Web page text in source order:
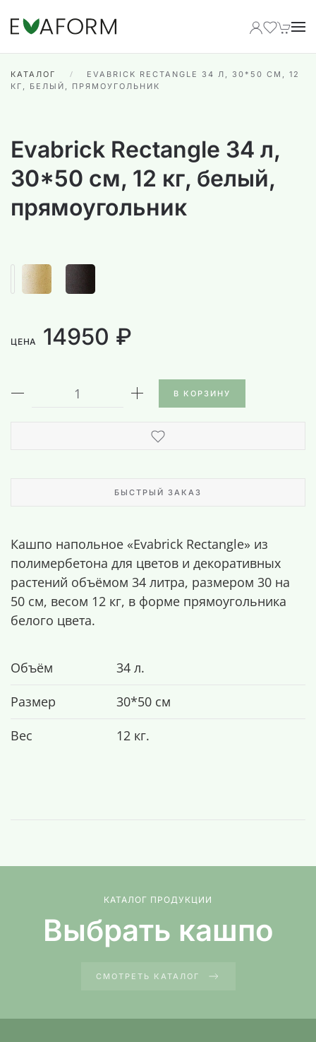
КАТАЛОГ
EVABRICK RECTANGLE 34 Л, 30*50 СМ, 12
КГ, БЕЛЫЙ, ПРЯМОУГОЛЬНИК
Evabrick Rectangle 34 л,
30*50 см, 12 кг, белый,
прямоугольник
ЦЕНА 14950 ₽
В КОРЗИНУ
БЫСТРЫЙ ЗАКАЗ
Кашпо напольное «Evabrick Rectangle» из
полимербетона для цветов и декоративных
растений объёмом 34 литра, размером 30 на
50 см, весом 12 кг, в форме прямоугольника
белого цвета.
Объём
34 л.
Размер
30*50 см
Вес
12 кг.
КАТАЛОГ ПРОДУКЦИИ
Выбрать кашпо
СМОТРЕТЬ КАТАЛОГ